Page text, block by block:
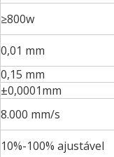
≥800w
0,01 mm
0,15 mm
±0,0001mm
8.000 mm/s
10%-100% ajustável